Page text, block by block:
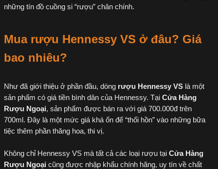
những tín đồ cuồng si “rượu” chân chính.
Mua rượu Hennessy VS ở đâu? Giá
bao nhiêu?
Như đã giới thiệu ở phần đầu, dòng rượu Hennessy VS là một
sản phẩm có giá tiền bình dân của Hennessy. Tại Cửa Hàng
Rượu Ngoại, sản phẩm được bán ra với giá 700.000đ trên
700ml. Đây là một mức giá khá ổn để “thổi hồn” vào những bữa
tiệc thêm phần thăng hoa, thi vị.
Không chỉ Hennessy VS mà tất cả các loại rượu tại Cửa Hàng
Rượu Ngoại cũng được nhập khẩu chính hãng, uy tín về chất